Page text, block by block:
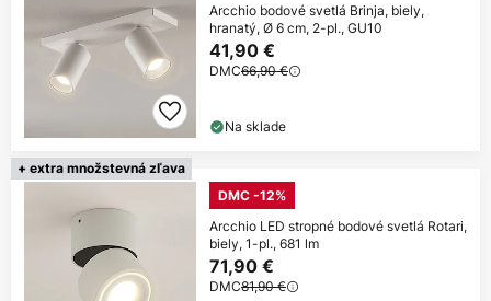
Arcchio bodové svetlá Brinja, biely,
hranatý, Ø 6 cm, 2-pl., GU10
41,90 €
DMC66,90 €
Na sklade
+ extra množstevná zľava
DMC -12%
Arcchio LED stropné bodové svetlá Rotari,
biely, 1-pl., 681 lm
71,90 €
DMC81,90 €